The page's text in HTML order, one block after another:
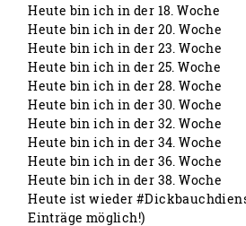
Heute bin ich in der 18. Woche
Heute bin ich in der 20. Woche
Heute bin ich in der 23. Woche
Heute bin ich in der 25. Woche
Heute bin ich in der 28. Woche
Heute bin ich in der 30. Woche
Heute bin ich in der 32. Woche
Heute bin ich in der 34. Woche
Heute bin ich in der 36. Woche
Heute bin ich in der 38. Woche
Heute ist wieder
Einträge möglich!)